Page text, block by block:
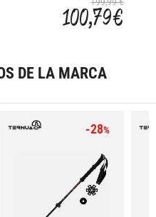
100,79 €
DE LA MARCA
-28%